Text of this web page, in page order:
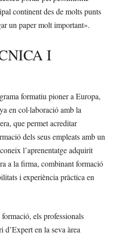
continent des de molts punts
un paper molt important».
I
formatiu pioner a Europa,
en col·laboració amb la
que permet acreditar
dels seus empleats amb un
l’aprenentatge adquirit
a la firma, combinant formació
i experiència pràctica en
els professionals
en la seva àrea